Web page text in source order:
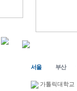
서울 부산
가톨릭대학교